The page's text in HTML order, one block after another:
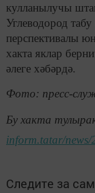
кулланылучы
Углеводород
перспективалы
хакта яклар
әлеге хәбәрдә.
Фото: пресс-
Бу хакта
inform.tatar/
Следите за